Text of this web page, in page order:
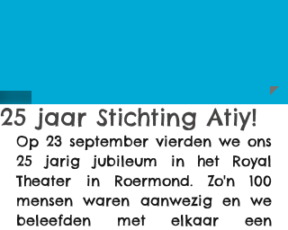
25 jaar Stichting Atiy!
Op 23 september vierden we ons
25 jarig jubileum in het Royal
Theater in Roermond. Zo'n 100
mensen waren aanwezig en we
beleefden met elkaar een